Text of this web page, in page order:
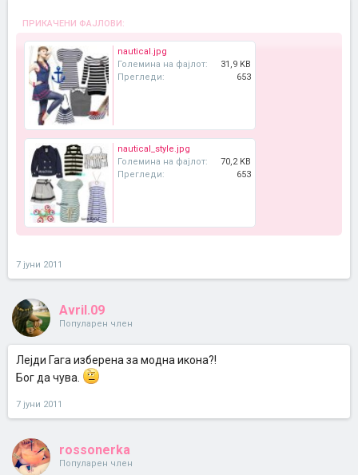
ПРИКАЧЕНИ ФАЈЛОВИ:
nautical.jpg
Големина на фајлот:
31,9 KB
Прегледи:
653
nautical_style.jpg
Големина на фајлот:
70,2 KB
Прегледи:
653
7 јуни 2011
Avril.09
Популарен член
Лејди Гага изберена за модна икона?!
Бог да чува.
7 јуни 2011
rossonerka
Популарен член